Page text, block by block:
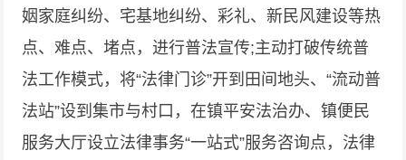
姻家庭纠纷、宅基地纠纷、彩礼、新民风建设等热
点、难点、堵点，进行普法宣传;主动打破传统普
法工作模式，将“法律门诊”开到田间地头、“流动普
法站”设到集市与村口，在镇平安法治办、镇便民
服务大厅设立法律事务“一站式”服务咨询点，法律